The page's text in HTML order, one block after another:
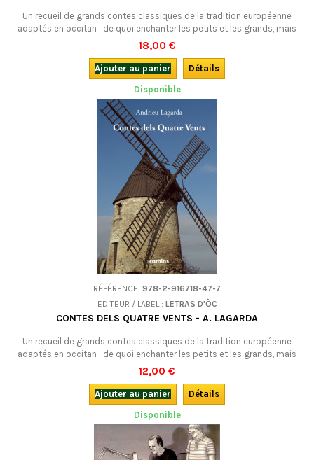
Un recueil de grands contes classiques de la tradition européenne
adaptés en occitan : de quoi enchanter les petits et les grands, mais
aussi un excellent moyen pour améliorer sa connaissance de la langue
occitane et donner envie de mieux la maîtriser.Avec CD mp3.
18,00 €
Ajouter au panier
Détails
Disponible
RÉFÉRENCE: 978-2-916718-47-7
EDITEUR / LABEL : LETRAS D'ÒC
CONTES DELS QUATRE VENTS - A. LAGARDA
Un recueil de grands contes classiques de la tradition européenne
adaptés en occitan : de quoi enchanter les petits et les grands, mais
aussi un excellent moyen pour améliorer sa connaissance de la langue
occitane et donner envie de mieux la maîtriser. En occitan
(languedocien).
12,00 €
Ajouter au panier
Détails
Disponible